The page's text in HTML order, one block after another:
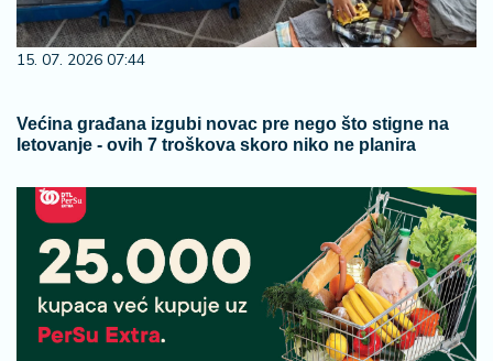
15. 07. 2026 07:44
Većina građana izgubi novac pre nego što stigne na
letovanje - ovih 7 troškova skoro niko ne planira